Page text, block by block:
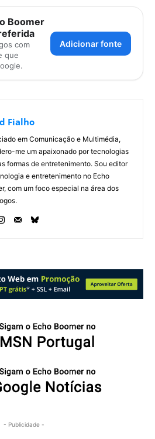
Boomer
com
que
Adicionar fonte
Fialho
em Comunicação e Multimédia,
me um apaixonado por tecnologias
formas de entretenimento. Sou editor
e entretenimento no Echo
com um foco especial na área dos
- Publicidade -